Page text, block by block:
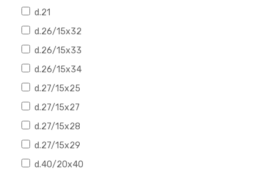
d.21
d.26/15x32
d.26/15x33
d.26/15x34
d.27/15x25
d.27/15x27
d.27/15x28
d.27/15x29
d.40/20x40